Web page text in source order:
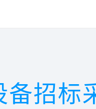
备招标